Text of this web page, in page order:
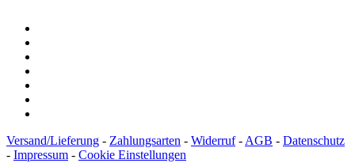
Versand/Lieferung - Zahlungsarten - Widerruf- AGB - Datenschutz
- Impressum - Cookie Einstellungen